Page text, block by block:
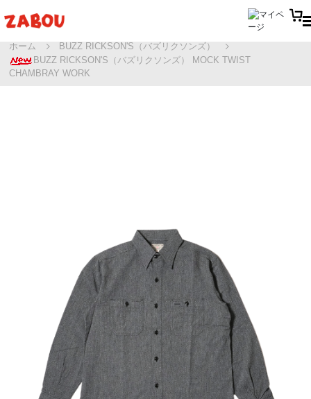
ホーム
BUZZ RICKSON'S（バズリクソンズ）
BUZZ RICKSON'S（バズリクソンズ） MOCK TWIST
CHAMBRAY WORK